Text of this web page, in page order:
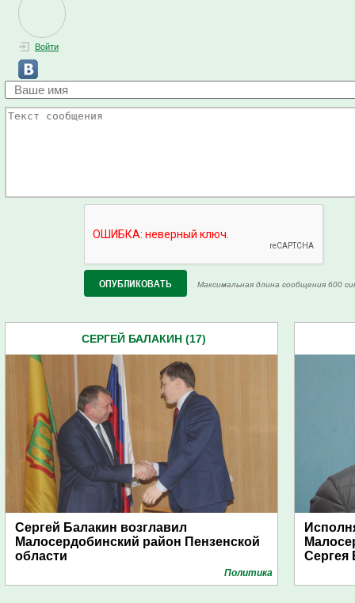
Войти
Максимальная длина сообщения 600
СЕРГЕЙ БАЛАКИН (17)
Сергей Балакин возглавил
Малосердобинский район Пензенской
области
Политика
Сергея